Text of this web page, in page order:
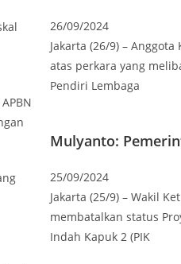
26/09/2024
Jakarta (26/9) –
atas perkara yang
Pendiri Lembaga
Mulyanto:
25/09/2024
Jakarta (25/9) – Wakil
membatalkan status
Indah Kapuk 2 (PIK